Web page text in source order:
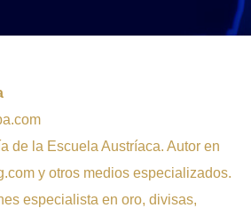
de la Escuela Austríaca. Autor en
y otros medios especializados.
especialista en oro, divisas,